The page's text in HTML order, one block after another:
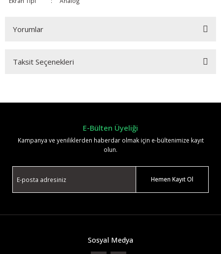
Yorumlar
Taksit Seçenekleri
E-Bülten Üyeliği
Kampanya ve yeniliklerden haberdar olmak için e-bültenimize kayıt
olun.
Hemen Kayıt Ol
Sosyal Medya